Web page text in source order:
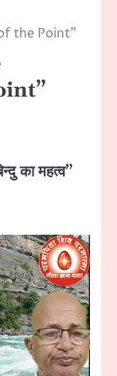
the Point”
का महत्व”